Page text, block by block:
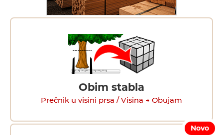
Obim stabla
Prečnik u visini prsa / Visina → Obujam
Novo